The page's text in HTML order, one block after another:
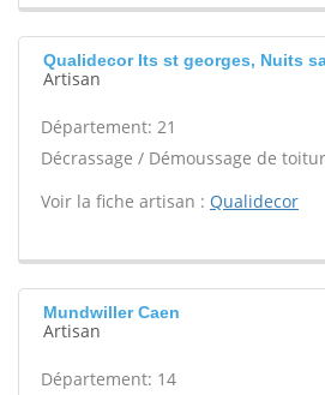
Qualidecor Its st georges, Nuits
Artisan
Département: 21
Décrassage / Démoussage de
Voir la fiche artisan : Qualidecor
Mundwiller Caen
Artisan
Département: 14